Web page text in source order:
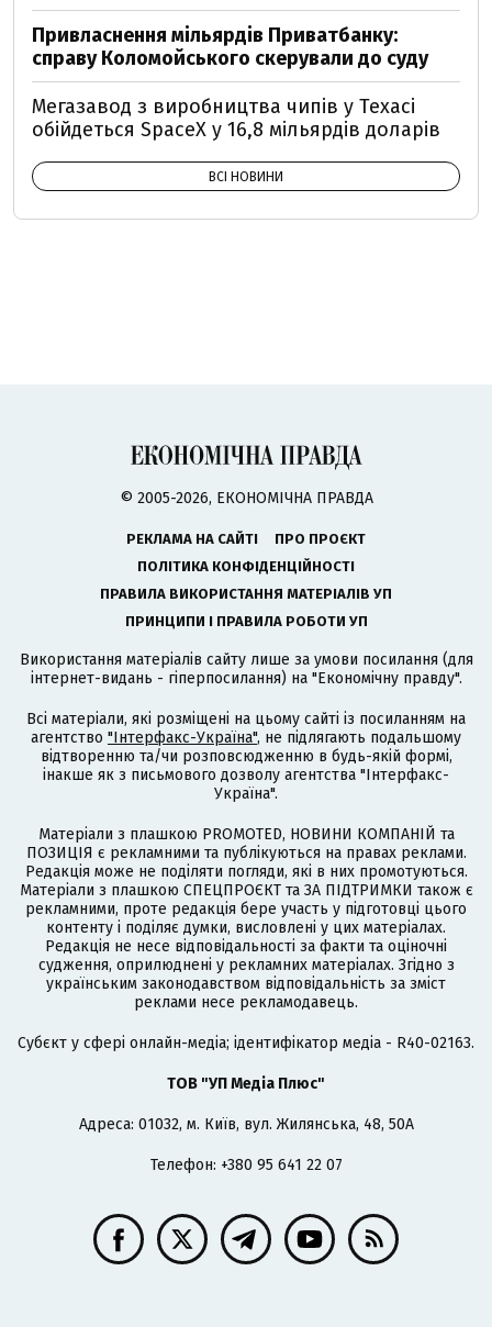
Привласнення мільярдів Приватбанку:
справу Коломойського скерували до суду
Мегазавод з виробництва чипів у Техасі
обійдеться SpaceX у 16,8 мільярдів доларів
ВСІ НОВИНИ
© 2005-2026, ЕКОНОМІЧНА ПРАВДА
РЕКЛАМА НА САЙТІ
ПРО ПРОЄКТ
ПОЛІТИКА КОНФІДЕНЦІЙНОСТІ
ПРАВИЛА ВИКОРИСТАННЯ МАТЕРІАЛІВ УП
ПРИНЦИПИ І ПРАВИЛА РОБОТИ УП
Використання матеріалів сайту лише за умови посилання (для
інтернет-видань - гіперпосилання) на "Економічну правду".
Всі матеріали, які розміщені на цьому сайті із посиланням на
агентство "Інтерфакс-Україна", не підлягають подальшому
відтворенню та/чи розповсюдженню в будь-якій формі,
інакше як з письмового дозволу агентства "Інтерфакс-
Україна".
Матеріали з плашкою PROMOTED, НОВИНИ КОМПАНІЙ та
ПОЗИЦІЯ є рекламними та публікуються на правах реклами.
Редакція може не поділяти погляди, які в них промотуються.
Матеріали з плашкою СПЕЦПРОЄКТ та ЗА ПІДТРИМКИ також є
рекламними, проте редакція бере участь у підготовці цього
контенту і поділяє думки, висловлені у цих матеріалах.
Редакція не несе відповідальності за факти та оціночні
судження, оприлюднені у рекламних матеріалах. Згідно з
українським законодавством відповідальність за зміст
реклами несе рекламодавець.
Cубєкт у сфері онлайн-медіа; ідентифікатор медіа - R40-02163.
ТОВ "УП Медіа Плюс"
Адреса: 01032, м. Київ, вул. Жилянська, 48, 50А
Телефон: +380 95 641 22 07